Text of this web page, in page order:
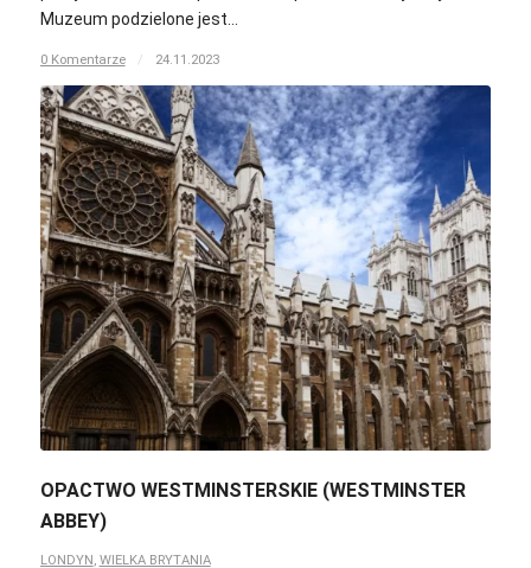
Muzeum podzielone jest…
0 Komentarze / 24.11.2023
OPACTWO WESTMINSTERSKIE (WESTMINSTER
ABBEY)
LONDYN , WIELKA BRYTANIA